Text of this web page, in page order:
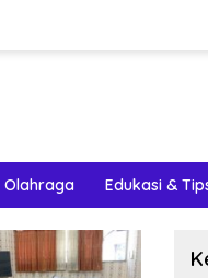
Olahraga Edukasi &